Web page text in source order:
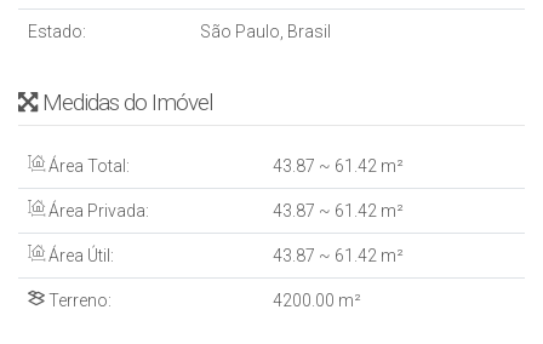
Estado: São Paulo, Brasil
Medidas do Imóvel
Área Total: 43.87 ~ 61 .42 m²
Área Privada: 43.87 ~ 61 .42 m²
Área Útil: 43.87 ~ 61 .42 m²
Terreno: 4200.00 m²